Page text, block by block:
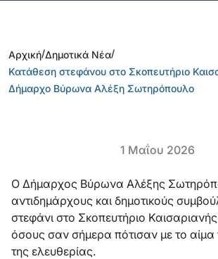
Αρχική/Δημοτικά Νέα/
Κατάθεση στεφάνου στο Σκοπευτήριο
Δήμαρχο Βύρωνα Αλέξη Σωτηρόπουλο
1 Μαΐου 2026
Ο Δήμαρχος Βύρωνα Αλέξης
αντιδημάρχους και δημοτικούς
στεφάνι στο Σκοπευτήριο
όσους σαν σήμερα πότισαν με το αίμα
της ελευθερίας.